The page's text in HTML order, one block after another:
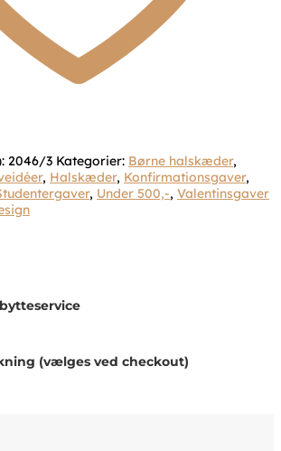
2046/3 Kategorier: Børne halskæder,
, Halskæder, Konfirmationsgaver,
, Under 500,-, Valentinsgaver
(vælges ved checkout)